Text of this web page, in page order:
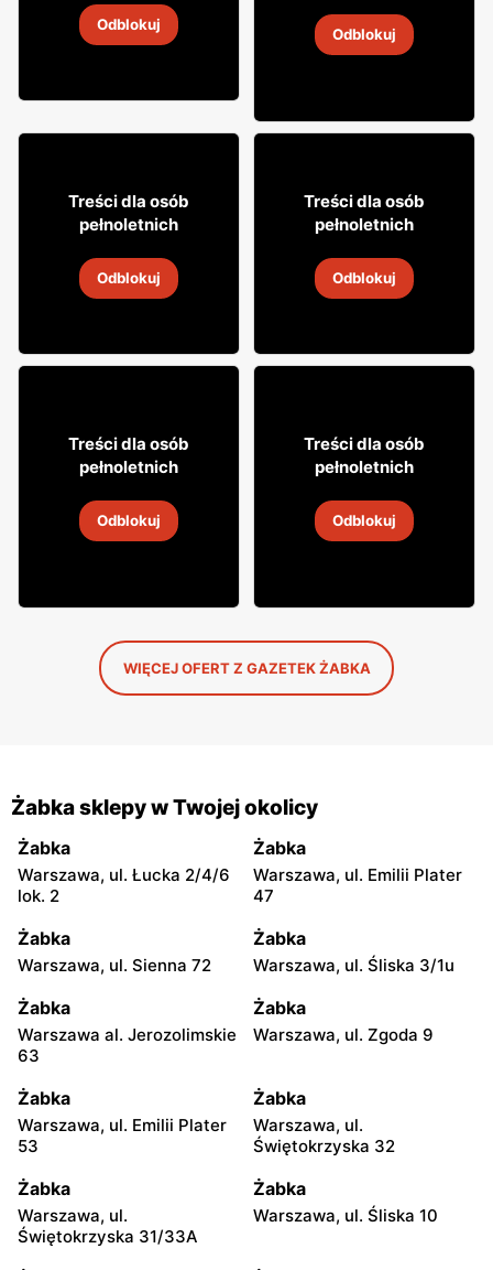
18 sie 2026Odblokuj
Napój alkoholowy Soplica
18 sie 2026
Odblokuj
7 99
18 sie 2026
Treści dla osób
pełnoletnich
Odblokuj
4999
18 sie 2026
Treści dla osób
pełnoletnich
Odblokuj
2999
Wódka Żołądkowa Gorzka
18 sie 2026
Treści dla osób
pełnoletnich
Odblokuj
3199
Napój alkoholowy Soplica
18 sie 2026
Treści dla osób
pełnoletnich
Odblokuj
WIĘCEJ OFERT Z GAZETEK ŻABKA
Żabka sklepy w Twojej okolicy
Żabka
Warszawa, ul. Łucka 2/4/6
lok. 2
Żabka
Warszawa, ul. Emilii Plater
47
Żabka
Warszawa, ul. Sienna 72
Żabka
Warszawa, ul. Śliska 3/1u
Żabka
Warszawa al. Jerozolimskie
63
Żabka
Warszawa, ul. Zgoda 9
Żabka
Warszawa, ul. Emilii Plater
53
Żabka
Warszawa, ul.
Świętokrzyska 32
Żabka
Warszawa, ul.
Świętokrzyska 31/33A
Żabka
Warszawa, ul. Śliska 10